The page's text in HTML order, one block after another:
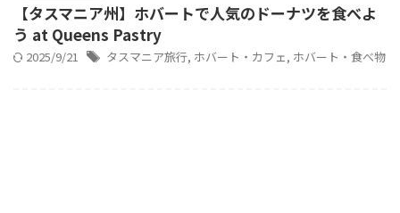
【タスマニア州】ホバートで人気のドーナツを食べよ
う at Queens Pastry
2025/9/21 タスマニア旅行, ホバート・カフェ, ホバート・食べ物